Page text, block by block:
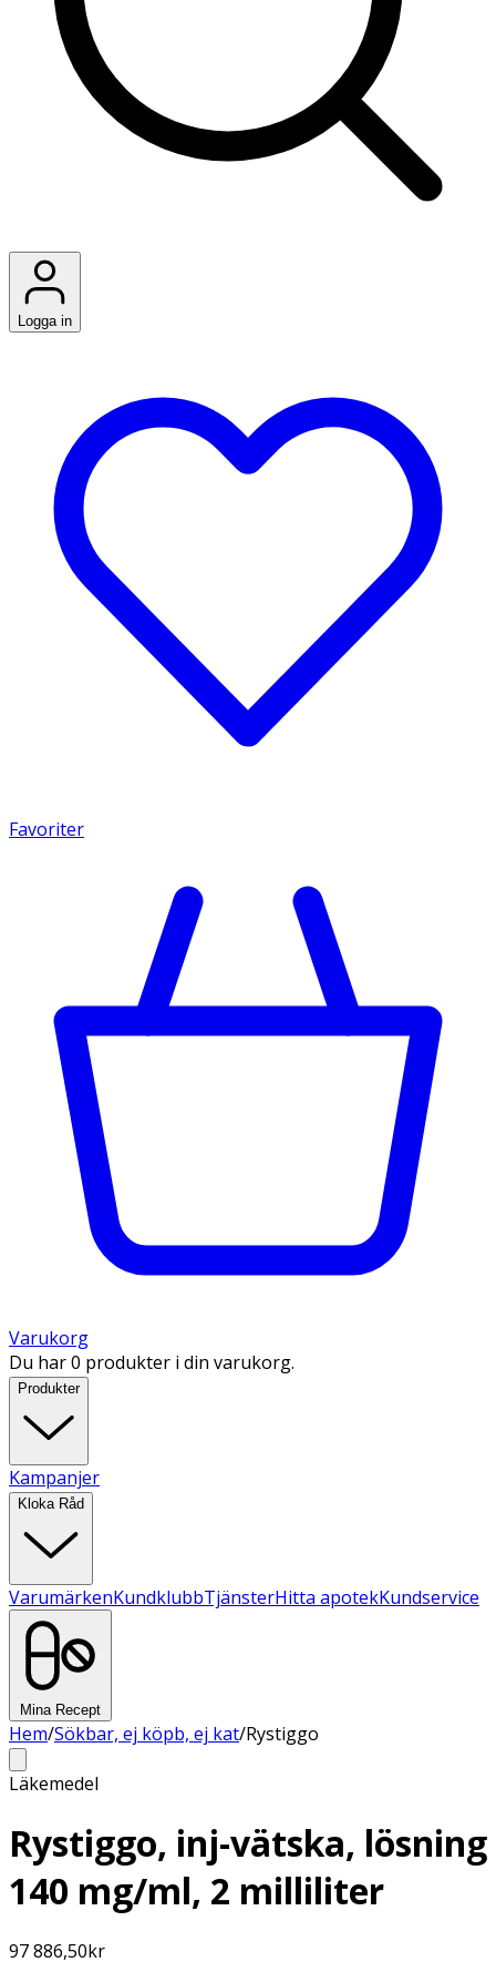
Logga in
Favoriter
Varukorg
Du har 0 produkter i din varukorg.
Produkter
Kampanjer
Kloka Råd
VarumärkenKundklubbTjänsterHitta apotekKundservice
Mina Recept
Hem/Sökbar, ej köpb, ej kat/Rystiggo
Läkemedel
Rystiggo, inj-vätska, lösning
140 mg/ml, 2 milliliter
97 886,50kr